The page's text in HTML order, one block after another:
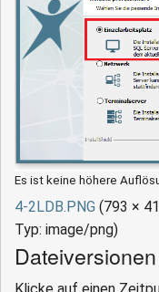
Es ist keine höhere
4-2LDB.PNG (793 ×
Typ: image/png)
Dateiversionen